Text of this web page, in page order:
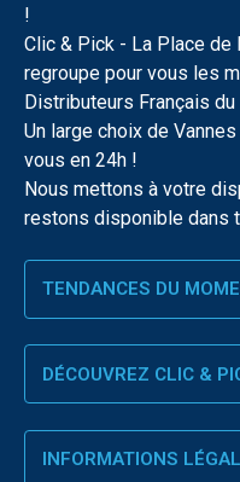
!
Clic & Pick - La Place de
regroupe pour vous les
Distributeurs Français du
Un large choix de
vous en 24h !
Nous mettons à votre
restons disponible dans
TENDANCES DU
DÉCOUVREZ CLIC &
INFORMATIONS